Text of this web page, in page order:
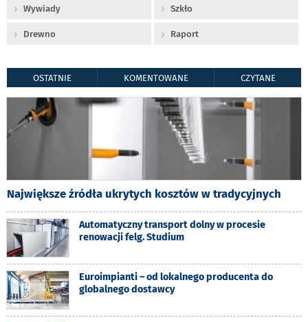
Wywiady Szkło
Drewno Raport
OSTATNIE KOMENTOWANE CZYTANE
Największe źródła ukrytych kosztów w tradycyjnych
Automatyczny transport dolny w procesie
renowacji felg. Studium
Euroimpianti – od lokalnego producenta do
globalnego dostawcy